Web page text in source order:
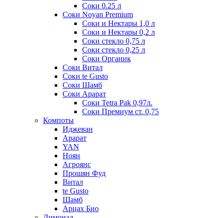
Соки 0.25 л
Соки Noyan Premium
Соки и Нектары 1,0 л
Соки и Нектары 0,2 л
Соки стекло 0,75 л
Соки стекло 0,25 л
Соки Органик
Соки Витал
Соки te Gusto
Соки Шамб
Соки Арарат
Соки Tetra Pak 0,97л.
Соки Премиум ст. 0,75
Компоты
Иджеван
Арарат
YAN
Ноян
Агроянс
Прошян Фуд
Витал
te Gusto
Шамб
Арцах Био